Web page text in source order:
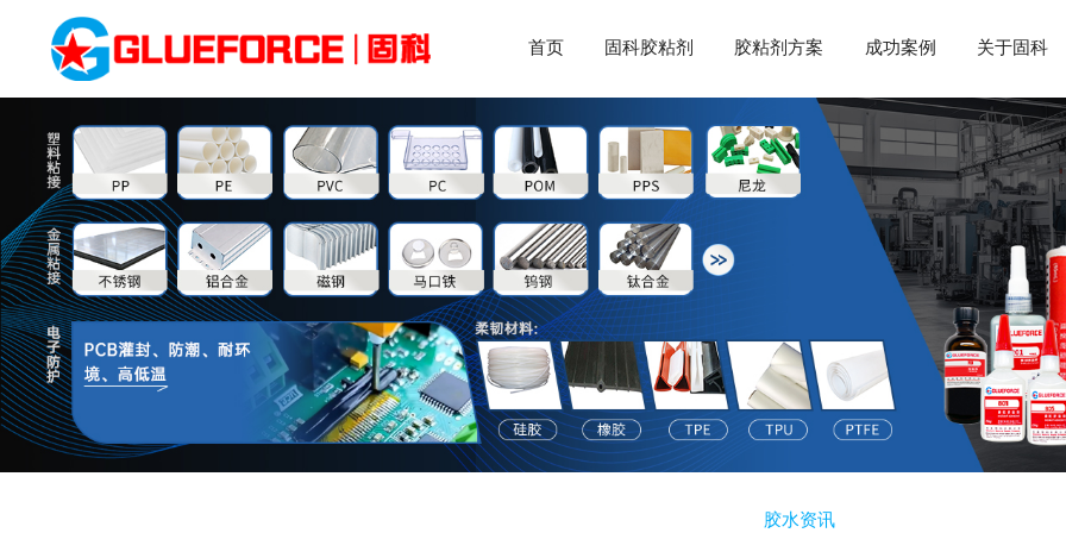
首页 固科胶粘剂 胶粘剂方案 成功案例 关于固科
胶水资讯